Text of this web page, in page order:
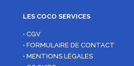
LES COCO SERVICES
• CGV
• FORMULAIRE DE CONTACT
• MENTIONS LÉGALES